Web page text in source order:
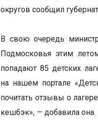
округов сообщил
В свою очередь
Подмосковья этим
попадают 85 детских
на нашем портале
почитать отзывы о
кешбэк», — добавила она.